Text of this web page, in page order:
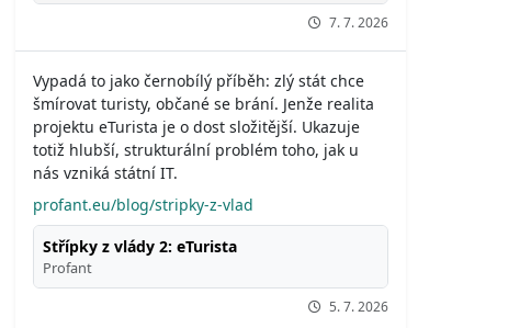
7. 7. 2026
Vypadá to jako černobílý příběh: zlý stát chce
šmírovat turisty, občané se brání. Jenže realita
projektu eTurista je o dost složitější. Ukazuje
totiž hlubší, strukturální problém toho, jak u
nás vzniká státní IT.
profant.eu/blog/stripky-z-vlad
Střípky z vlády 2: eTurista
Profant
5. 7. 2026